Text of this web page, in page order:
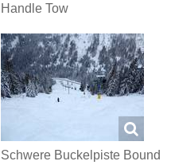
Handle Tow
Schwere Buckelpiste Bound